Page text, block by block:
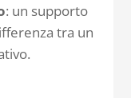
: un supporto
tra un